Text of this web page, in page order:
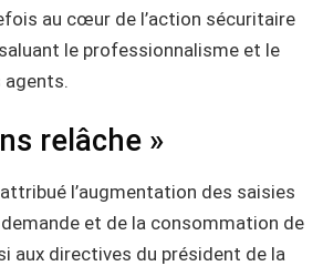
au cœur de l’action sécuritaire
le professionnalisme et le
agents.
relâche »
l’augmentation des saisies
demande et de la consommation de
aux directives du président de la